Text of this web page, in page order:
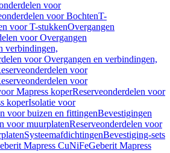
voor
voor BochtenT-
voor T-stukkenOvergangen
voor Overgangen
verbindingen,
voor Overgangen en verbindingen,
voor
voor
Mapress koperReserveonderdelen voor
koperIsolatie voor
voor buizen en fittingenBevestigingen
voor muurplatenReserveonderdelen voor
SysteemafdichtingenBevestiging-sets
Mapress CuNiFeGeberit Mapress